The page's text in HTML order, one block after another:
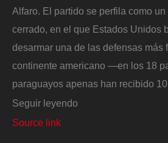
Alfaro. El partido se perfila como
cerrado, en el que Estados Unidos
desarmar una de las defensas más
continente americano —en los 18
paraguayos apenas han recibido
Seguir leyendo
Source link